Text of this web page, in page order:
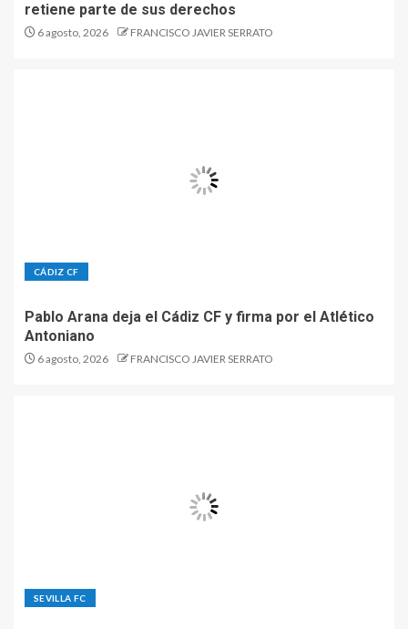
retiene parte de sus derechos
6 agosto, 2026 FRANCISCO JAVIER SERRATO
CÁDIZ CF
Pablo Arana deja el Cádiz CF y firma por el Atlético
Antoniano
6 agosto, 2026 FRANCISCO JAVIER SERRATO
SEVILLA FC